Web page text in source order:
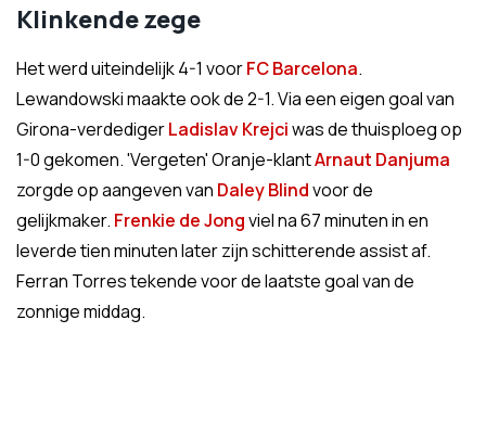
Klinkende zege
Het werd uiteindelijk 4-1 voorFC Barcelona.
Lewandowski maakte ook de 2-1. Via een eigen goal van
Girona-verdedigerLadislav Krejciwas de thuisploeg op
1-0 gekomen. 'Vergeten' Oranje-klantArnaut Danjuma
zorgde op aangeven van Daley Blindvoor de
gelijkmaker. Frenkie de Jongviel na 67 minuten in en
leverde tien minuten later zijn schitterende assist af.
Ferran Torres tekende voor de laatste goal van de
zonnige middag.